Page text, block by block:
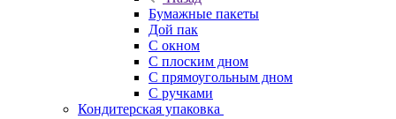
Бумажные пакеты
Дой пак
С окном
С плоским дном
С прямоугольным дном
С ручками
Кондитерская упаковка